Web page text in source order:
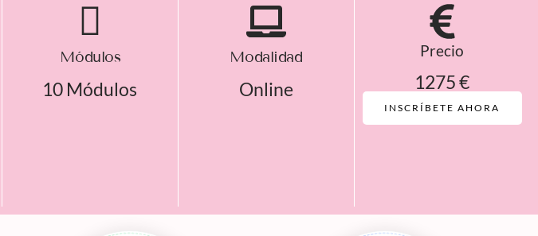
Módulos
10 Módulos
Modalidad
Online
Precio
1275 €
INSCRÍBETE AHORA